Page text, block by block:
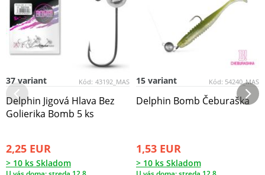
Kód: 43192_MAS
37 variant
Delphin Jigová Hlava Bez
Golierika Bomb 5 ks
2,25 EUR
> 10 ks Skladom
U vás doma: streda 12.8.
Kód: 54240_MAS
15 variant
Delphin Bomb Čeburaška
1,53 EUR
> 10 ks Skladom
U vás doma: streda 12.8.